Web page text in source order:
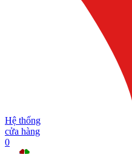
Hệ thống
cửa hàng
0